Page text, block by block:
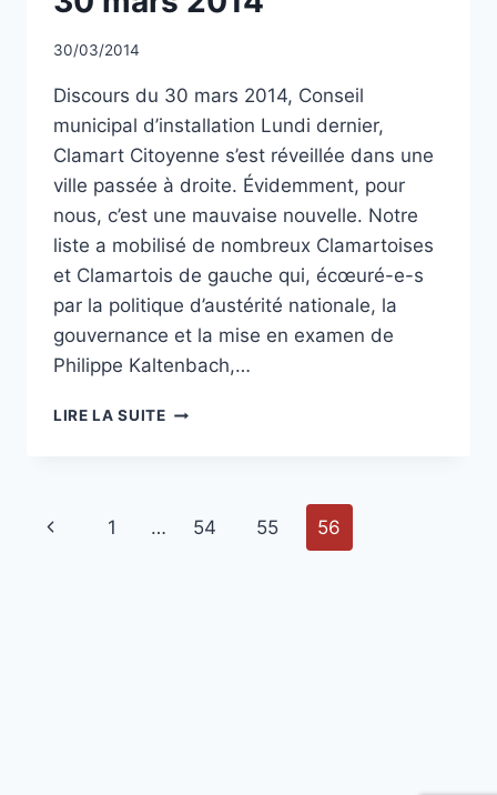
Par
30/03/2014
Discours du 30 mars 2014, Conseil
municipal d’installation Lundi dernier,
Clamart Citoyenne s’est réveillée dans une
ville passée à droite. Évidemment, pour
nous, c’est une mauvaise nouvelle. Notre
liste a mobilisé de nombreux Clamartoises
et Clamartois de gauche qui, écœuré-e-s
par la politique d’austérité nationale, la
gouvernance et la mise en examen de
Philippe Kaltenbach,…
LIRE LA SUITEAU
MARS
Navigation
Page
1 … 54 55 56